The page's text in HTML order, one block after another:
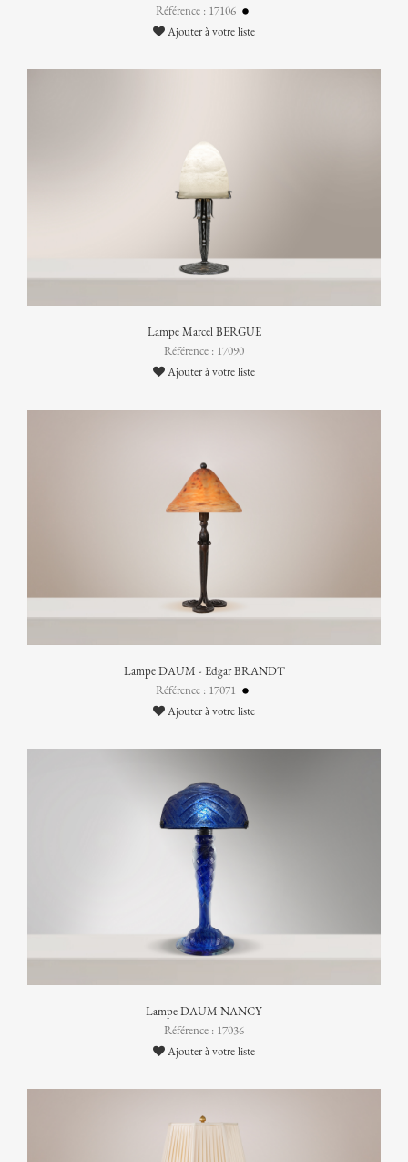
Référence : 17106
Ajouter à votre liste
Lampe Marcel BERGUE
Référence : 17090
Ajouter à votre liste
Lampe DAUM - Edgar BRANDT
Référence : 17071
Ajouter à votre liste
Lampe DAUM NANCY
Référence : 17036
Ajouter à votre liste